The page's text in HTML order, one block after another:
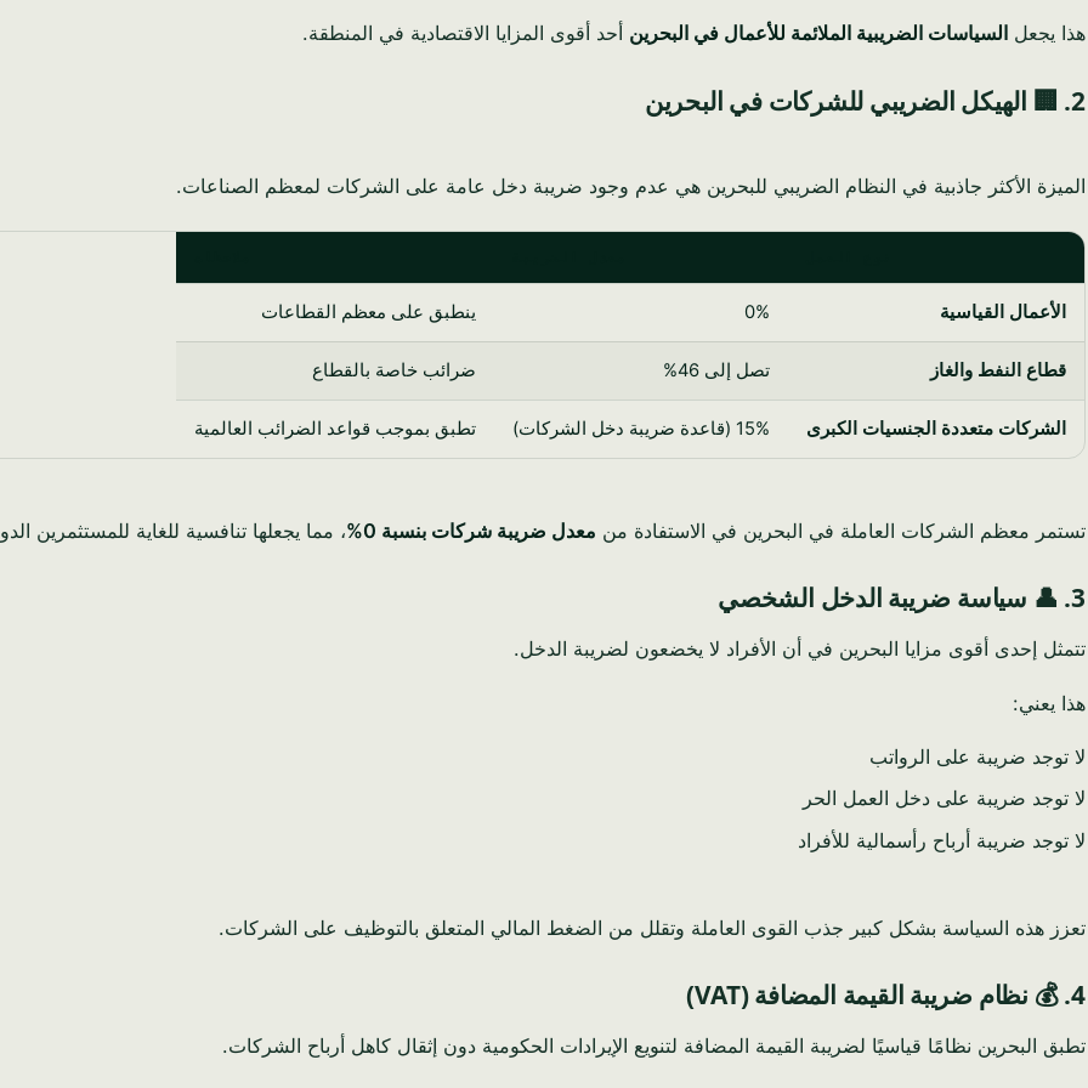
هذا يجعل السياسات الضريبية الملائمة للأعمال في البحرين أحد أقوى المزايا الاقتصادية في المنطقة.
2. 🏢 الهيكل الضريبي للشركات في البحرين
الميزة الأكثر جاذبية في النظام الضريبي للبحرين هي عدم وجود ضريبة دخل عامة على الشركات لمعظم الصناعات.
الأعمال القياسية 0% ينطبق على معظم القطاعات
قطاع النفط والغاز تصل إلى 46% ضرائب خاصة بالقطاع
الشركات متعددة الجنسيات الكبرى 15% (قاعدة ضريبة دخل الشركات) تطبق بموجب قواعد الضرائب العالمية
تستمر معظم الشركات العاملة في البحرين في الاستفادة من معدل ضريبة شركات بنسبة 0% ، مما يجعلها تنافسية للغاية للمستثمرين
3. 👤 سياسة ضريبة الدخل الشخصي
تتمثل إحدى أقوى مزايا البحرين في أن الأفراد لا يخضعون لضريبة الدخل.
هذا يعني:
لا توجد ضريبة على الرواتب
لا توجد ضريبة على دخل العمل الحر
لا توجد ضريبة أرباح رأسمالية للأفراد
تعزز هذه السياسة بشكل كبير جذب القوى العاملة وتقلل من الضغط المالي المتعلق بالتوظيف على الشركات.
4. 💰 نظام ضريبة القيمة المضافة (VAT)
تطبق البحرين نظامًا قياسيًا لضريبة القيمة المضافة لتنويع الإيرادات الحكومية دون إثقال كاهل أرباح الشركات.